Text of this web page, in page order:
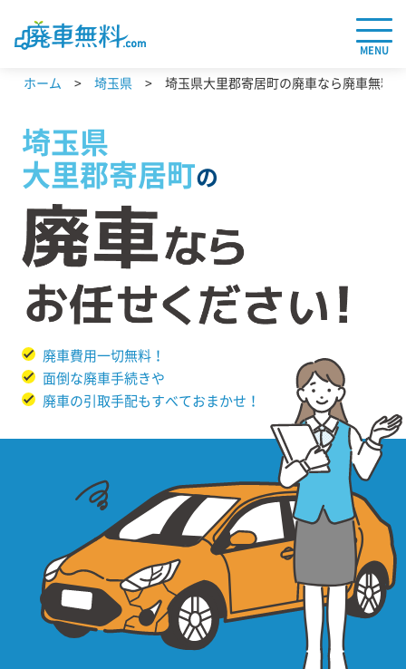
MENU
ホーム 埼玉県 埼玉県大里郡寄居町の廃車なら廃車無料
埼玉県
大里郡寄居町の
廃車費用一切無料！
面倒な廃車手続きや
廃車の引取手配もすべておまかせ！